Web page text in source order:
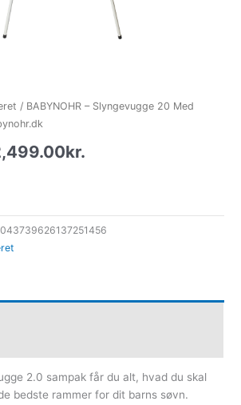
/ BABYNOHR – Slyngevugge 20 Med
kr.
2.0 sampak får du alt, hvad du skal
bedste rammer for dit barns søvn.